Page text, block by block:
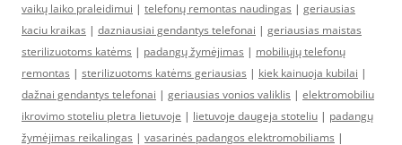
vaikų laiko praleidimui | telefonų remontas naudingas | geriausias
kaciu kraikas | dazniausiai gendantys telefonai | geriausias maistas
sterilizuotoms katėms | padangų žymėjimas | mobiliųjų telefonų
remontas | sterilizuotoms katėms geriausias | kiek kainuoja kubilai |
dažnai gendantys telefonai | geriausias vonios valiklis | elektromobiliu
ikrovimo stoteliu pletra lietuvoje | lietuvoje daugeja stoteliu | padangų
žymėjimas reikalingas | vasarinės padangos elektromobiliams |